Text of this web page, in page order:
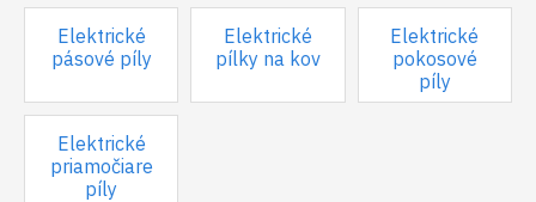
Elektrické
pásové píly
Elektrické
pílky na kov
Elektrické
pokosové
píly
Elektrické
priamočiare
píly